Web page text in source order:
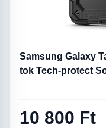
Samsung Galaxy
tok Tech-protect
10 800 Ft